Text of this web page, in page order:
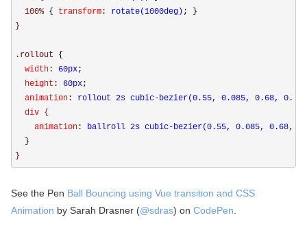
  100%
{ transform : rotate(1000deg) ; }
}
.rollout {
  width
: 60px;
  height
: 60px;
  animation
:
rollout 2s cubic-bezier(0.55, 0.085, 0.68,
  div {
    animation
:
ballroll 2s cubic-bezier(0.55, 0.085, 0.68,
  }
}
See the Pen Ball Bouncing using Vue transition and CSS
Animation by Sarah Drasner (@sdras) on CodePen